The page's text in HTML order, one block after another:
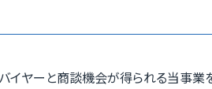
ヤーと商談機会が得られる当事業